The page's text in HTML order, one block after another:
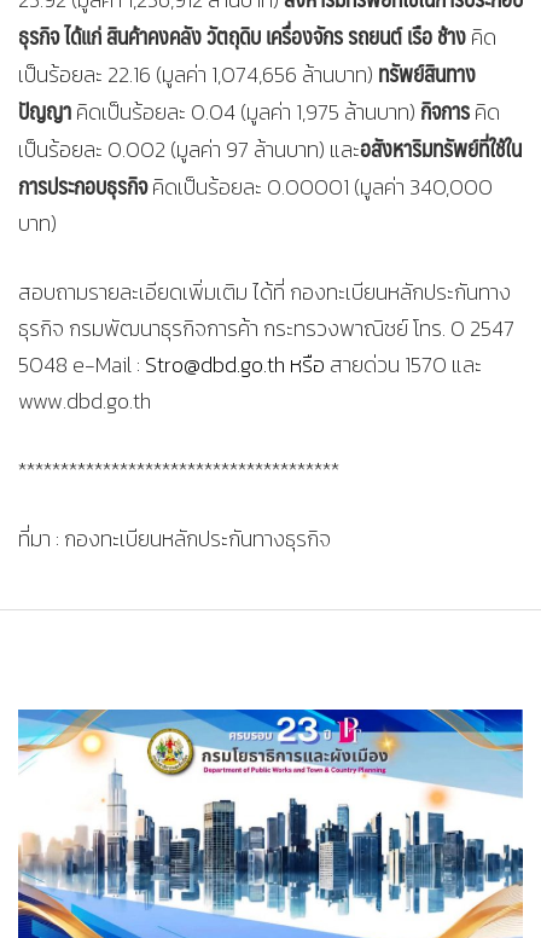
ธุรกิจ ได้แก่ สินค้าคงคลัง วัตถุดิบ เครื่องจักร รถยนต์ เรือช้างคิด
เป็นร้อยละ 22.16 (มูลค่า 1,074,656 ล้านบาท) ทรัพย์สินทาง
ปัญญาคิดเป็นร้อยละ 0.04 (มูลค่า 1,975 ล้านบาท) กิจการคิด
เป็นร้อยละ 0.002 (มูลค่า 97 ล้านบาท) และอสังหาริมทรัพย์ที่ใช้ใน
การประกอบธุรกิจคิดเป็นร้อยละ 0.00001 (มูลค่า 340,000
บาท)
สอบถามรายละเอียดเพิ่มเติม ได้ที่ กองทะเบียนหลักประกันทาง
ธุรกิจ กรมพัฒนาธุรกิจการค้า กระทรวงพาณิชย์ โทร. 0 2547
5048 e-Mail : Stro@dbd.go.th หรือ สายด่วน 1570 และ
www.dbd.go.th
**************************************
ที่มา : กองทะเบียนหลักประกันทางธุรกิจ